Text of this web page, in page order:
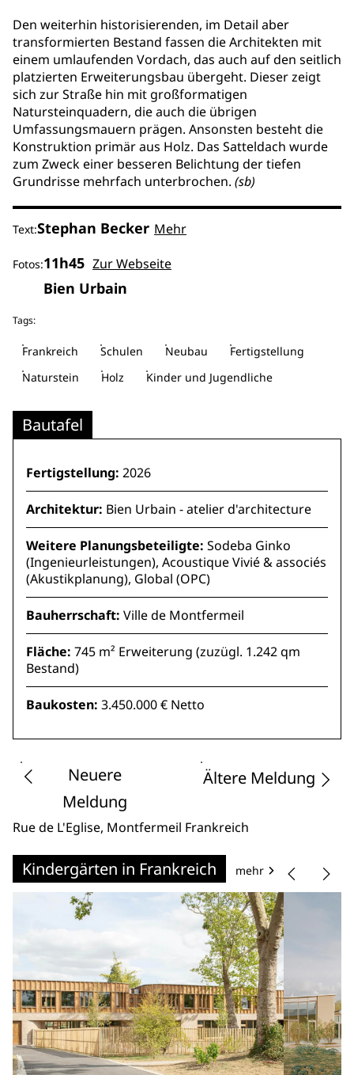
Den weiterhin historisierenden, im Detail aber
transformierten Bestand fassen die Architekten mit
einem umlaufenden Vordach, das auch auf den seitlich
platzierten Erweiterungsbau übergeht. Dieser zeigt
sich zur Straße hin mit großformatigen
Natursteinquadern, die auch die übrigen
Umfassungsmauern prägen. Ansonsten besteht die
Konstruktion primär aus Holz. Das Satteldach wurde
zum Zweck einer besseren Belichtung der tiefen
Grundrisse mehrfach unterbrochen. (sb)
Text:Stephan Becker Mehr
Fotos:11h45 Zur Webseite
Bien Urbain
Tags:
Frankreich Schulen Neubau
Fertigstellung
Naturstein
Holz Kinder und Jugendliche
Bautafel
Fertigstellung: 2026
Architektur: Bien Urbain - atelier d'architecture
Weitere Planungsbeteiligte: Sodeba Ginko
(Ingenieurleistungen), Acoustique Vivié & associés
(Akustikplanung), Global (OPC)
Bauherrschaft: Ville de Montfermeil
Fläche: 745 m² Erweiterung (zuzügl. 1.242 qm
Bestand)
Baukosten: 3.450.000 € Netto
Neuere
Meldung
Ältere Meldung
Rue de L'Eglise, Montfermeil Frankreich
Kindergärten in Frankreich mehr